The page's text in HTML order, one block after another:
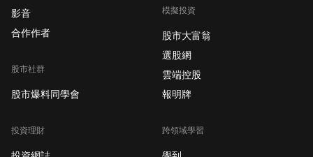
影音
合作作者
股市社群
股市爆料同學會
投資理財
模擬投資
股市大富翁
選股網
雲端控股
報明牌
跨領域學習